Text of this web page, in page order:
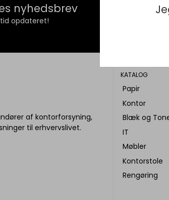
nyhedsbrev
opdateret!
af kontorforsyning,
til erhvervslivet.
KATALOG
Papir
Kontor
Blæk og
IT
Møbler
Kontorstole
Rengøring